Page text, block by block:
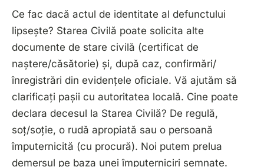
Ce fac dacă actul de identitate al defunctului
lipsește? Starea Civilă poate solicita alte
documente de stare civilă (certificat de
naștere/căsătorie) și, după caz, confirmări/
înregistrări din evidențele oficiale. Vă ajutăm să
clarificați pașii cu autoritatea locală. Cine poate
declara decesul la Starea Civilă? De regulă,
soț/soție, o rudă apropiată sau o persoană
împuternicită (cu procură). Noi putem prelua
demersul pe baza unei împuterniciri semnate.